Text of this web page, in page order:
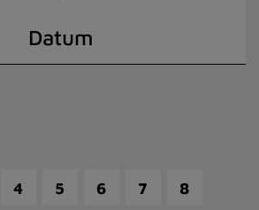
Datum
4 5 6 7
8